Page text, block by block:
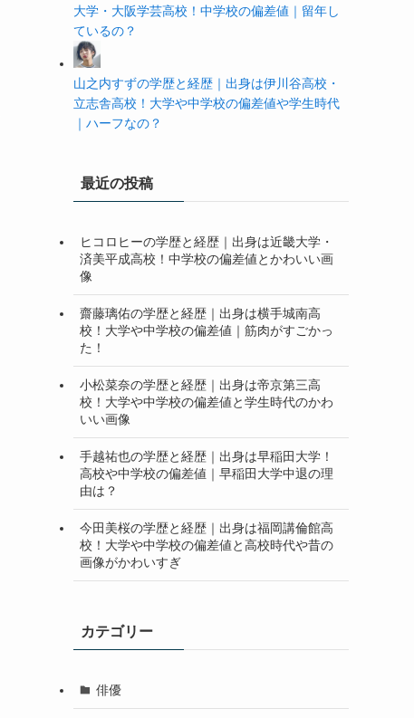
大学・大阪学芸高校！中学校の偏差値｜留年し
ているの？
山之内すずの学歴と経歴｜出身は伊川谷高校・
立志舎高校！大学や中学校の偏差値や学生時代
｜ハーフなの？
最近の投稿
ヒコロヒーの学歴と経歴｜出身は近畿大学・
済美平成高校！中学校の偏差値とかわいい画
像
齋藤璃佑の学歴と経歴｜出身は横手城南高
校！大学や中学校の偏差値｜筋肉がすごかっ
た！
小松菜奈の学歴と経歴｜出身は帝京第三高
校！大学や中学校の偏差値と学生時代のかわ
いい画像
手越祐也の学歴と経歴｜出身は早稲田大学！
高校や中学校の偏差値｜早稲田大学中退の理
由は？
今田美桜の学歴と経歴｜出身は福岡講倫館高
校！大学や中学校の偏差値と高校時代や昔の
画像がかわいすぎ
カテゴリー
俳優